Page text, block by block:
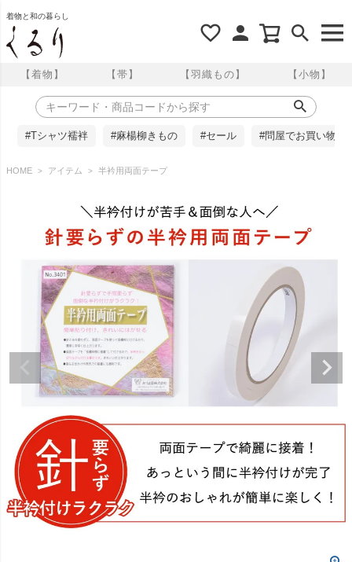
着物と和の暮らし
【着物】 【帯】 【羽織もの】 【小物】
#Tシャツ襦袢 #麻楊柳きもの #セール #問屋でお買い物
HOME アイテム 半衿用両面テープ